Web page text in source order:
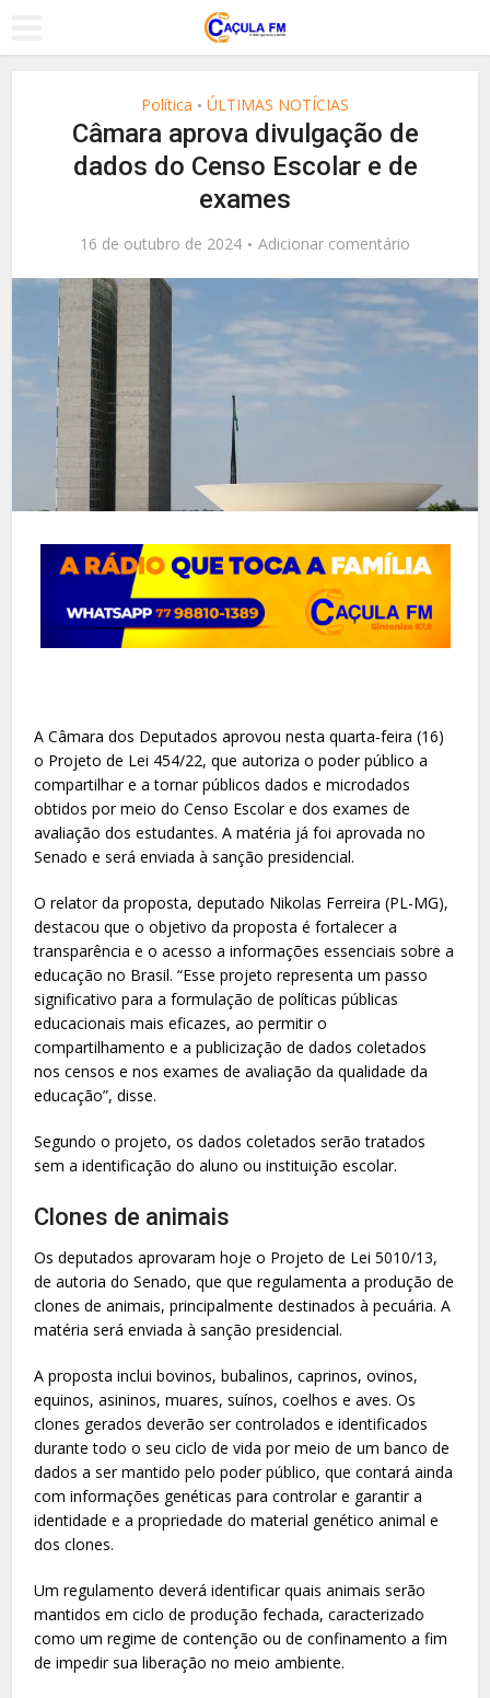
Política • ÚLTIMAS NOTÍCIAS
Câmara aprova divulgação de
dados do Censo Escolar e de
exames
16 de outubro de 2024 Adicionar comentário
A Câmara dos Deputados aprovou nesta quarta-feira (16)
o Projeto de Lei 454/22, que autoriza o poder público a
compartilhar e a tornar públicos dados e microdados
obtidos por meio do Censo Escolar e dos exames de
avaliação dos estudantes. A matéria já foi aprovada no
Senado e será enviada à sanção presidencial.
O relator da proposta, deputado Nikolas Ferreira (PL-MG),
destacou que o objetivo da proposta é fortalecer a
transparência e o acesso a informações essenciais sobre a
educação no Brasil. “Esse projeto representa um passo
significativo para a formulação de políticas públicas
educacionais mais eficazes, ao permitir o
compartilhamento e a publicização de dados coletados
nos censos e nos exames de avaliação da qualidade da
educação”, disse.
Segundo o projeto, os dados coletados serão tratados
sem a identificação do aluno ou instituição escolar.
Clones de animais
Os deputados aprovaram hoje o Projeto de Lei 5010/13,
de autoria do Senado, que que regulamenta a produção de
clones de animais, principalmente destinados à pecuária. A
matéria será enviada à sanção presidencial.
A proposta inclui bovinos, bubalinos, caprinos, ovinos,
equinos, asininos, muares, suínos, coelhos e aves. Os
clones gerados deverão ser controlados e identificados
durante todo o seu ciclo de vida por meio de um banco de
dados a ser mantido pelo poder público, que contará ainda
com informações genéticas para controlar e garantir a
identidade e a propriedade do material genético animal e
dos clones.
Um regulamento deverá identificar quais animais serão
mantidos em ciclo de produção fechada, caracterizado
como um regime de contenção ou de confinamento a fim
de impedir sua liberação no meio ambiente.